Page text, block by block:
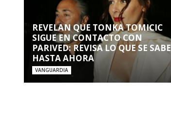
REVELAN QUE TONKA TOMICIC
SIGUE EN CONTACTO CON
PARIVED: REVISA LO QUE SE SABE
HASTA AHORA
VANGUARDIA